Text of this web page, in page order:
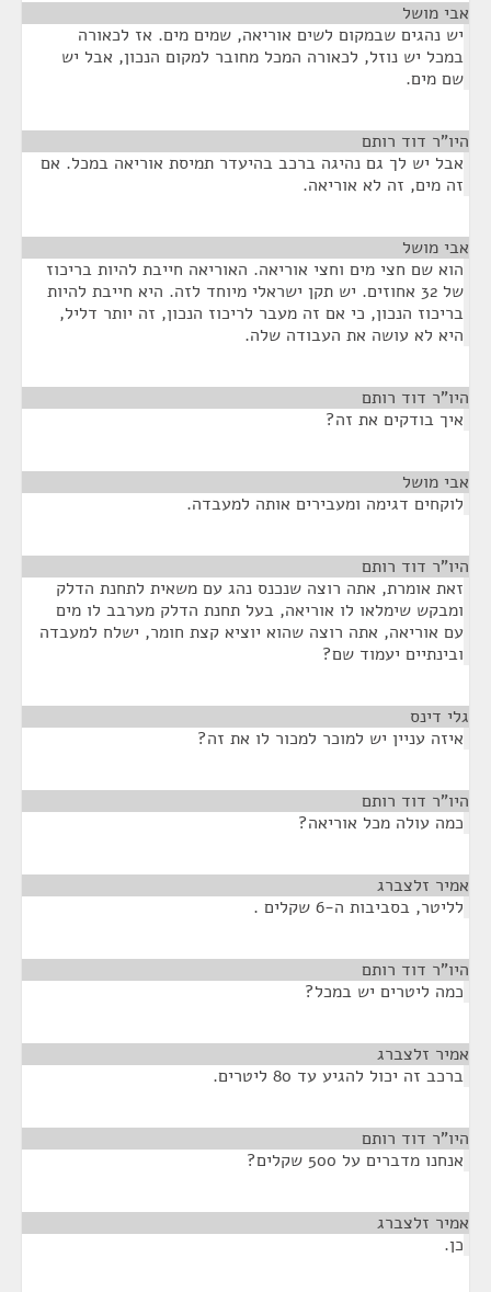
אבי מושל
יש נהגים שבמקום לשים אוריאה, שמים מים. אז לכאורה
במכל יש נוזל, לכאורה המכל מחובר למקום הנכון, אבל יש
שם מים.
היו"ר דוד רותם
אבל יש לך גם נהיגה ברכב בהיעדר תמיסת אוריאה במכל. אם
זה מים, זה לא אוריאה.
אבי מושל
הוא שם חצי מים וחצי אוריאה. האוריאה חייבת להיות בריכוז
של 32 אחוזים. יש תקן ישראלי מיוחד לזה. היא חייבת להיות
בריכוז הנכון, כי אם זה מעבר לריכוז הנכון, זה יותר דליל,
היא לא עושה את העבודה שלה.
היו"ר דוד רותם
איך בודקים את זה?
אבי מושל
לוקחים דגימה ומעבירים אותה למעבדה.
היו"ר דוד רותם
זאת אומרת, אתה רוצה שנכנס נהג עם משאית לתחנת הדלק
ומבקש שימלאו לו אוריאה, בעל תחנת הדלק מערבב לו מים
עם אוריאה, אתה רוצה שהוא יוציא קצת חומר, ישלח למעבדה
ובינתיים יעמוד שם?
גלי דינס
איזה עניין יש למוכר למכור לו את זה?
היו"ר דוד רותם
כמה עולה מכל אוריאה?
אמיר זלצברג
לליטר, בסביבות ה-6 שקלים .
היו"ר דוד רותם
כמה ליטרים יש במכל?
אמיר זלצברג
ברכב זה יכול להגיע עד 80 ליטרים.
היו"ר דוד רותם
אנחנו מדברים על 500 שקלים?
אמיר זלצברג
כן.